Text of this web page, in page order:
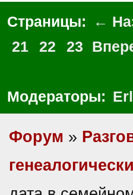
Страницы: ←
21
22 23
Модераторы:
Форум »